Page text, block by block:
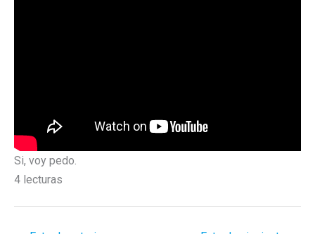
Si, voy pedo.
4 lecturas